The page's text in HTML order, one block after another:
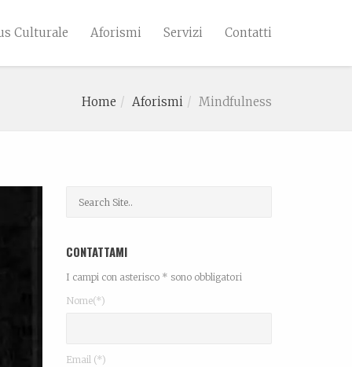
Culturale Aforismi Servizi Contatti
Home Aforismi Mindfulness
CONTATTAMI
I campi con asterisco * sono obbligatori
Nome(*)
Email (*)